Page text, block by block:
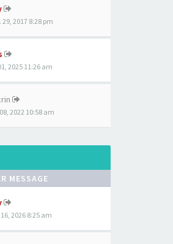
2017 8:28 pm
2025 11:26 am
2022 10:58 am
MESSAGE
2026 8:25 am